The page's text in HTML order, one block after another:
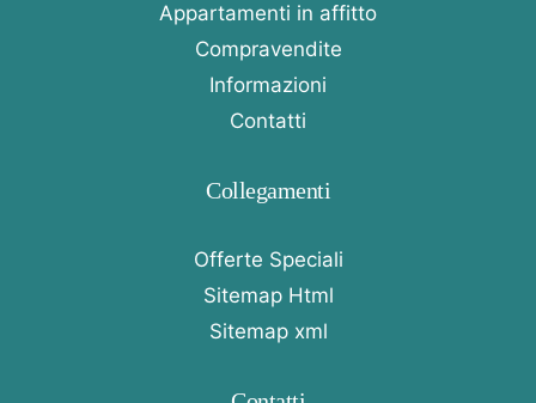
Appartamenti in affitto
Compravendite
Informazioni
Contatti
Collegamenti
Offerte Speciali
Sitemap Html
Sitemap xml